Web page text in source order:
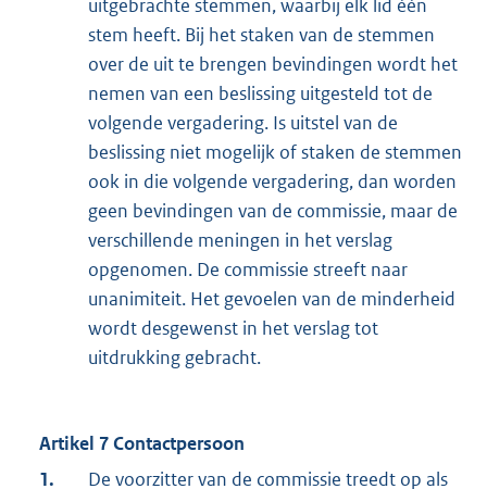
uitgebrachte stemmen, waarbij elk lid één
stem heeft. Bij het staken van de stemmen
over de uit te brengen bevindingen wordt het
nemen van een beslissing uitgesteld tot de
volgende vergadering. Is uitstel van de
beslissing niet mogelijk of staken de stemmen
ook in die volgende vergadering, dan worden
geen bevindingen van de commissie, maar de
verschillende meningen in het verslag
opgenomen. De commissie streeft naar
unanimiteit. Het gevoelen van de minderheid
wordt desgewenst in het verslag tot
uitdrukking gebracht.
Artikel 7 Contactpersoon
1.
De voorzitter van de commissie treedt op als